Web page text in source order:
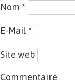
Nom *
E-Mail *
Site web
Commentaire